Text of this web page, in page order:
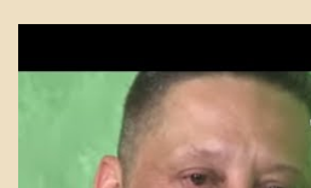
essa democracia funcione bem.